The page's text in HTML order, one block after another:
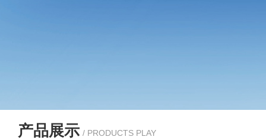
产品展示 / PRODUCTS PLAY